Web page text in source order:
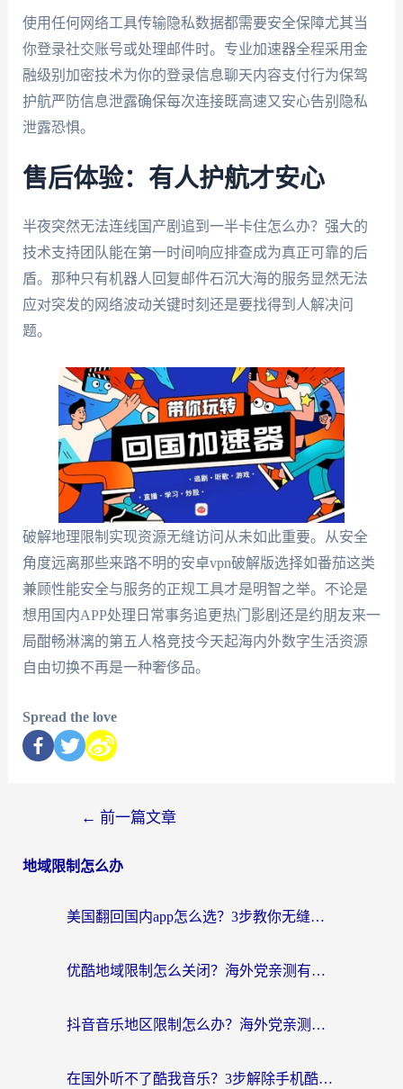
使用任何网络工具传输隐私数据都需要安全保障尤其当
你登录社交账号或处理邮件时。专业加速器全程采用金
融级别加密技术为你的登录信息聊天内容支付行为保驾
护航严防信息泄露确保每次连接既高速又安心告别隐私
泄露恐惧。
售后体验：有人护航才安心
半夜突然无法连线国产剧追到一半卡住怎么办？强大的
技术支持团队能在第一时间响应排查成为真正可靠的后
盾。那种只有机器人回复邮件石沉大海的服务显然无法
应对突发的网络波动关键时刻还是要找得到人解决问
题。
破解地理限制实现资源无缝访问从未如此重要。从安全
角度远离那些来路不明的安卓vpn破解版选择如番茄这类
兼顾性能安全与服务的正规工具才是明智之举。不论是
想用国内APP处理日常事务追更热门影剧还是约朋友来一
局酣畅淋漓的第五人格竞技今天起海内外数字生活资源
自由切换不再是一种奢侈品。
Spread the love
← 前一篇文章
地域限制怎么办
美国翻回国内app怎么选？3步教你无缝刷剧、登12123、访问国内网站
优酷地域限制怎么关闭？海外党亲测有效的追剧加速器选择指南
抖音音乐地区限制怎么办？海外党亲测有效的听歌自由指南
在国外听不了酷我音乐？3步解除手机酷我音乐海外限制，附实测好用加速器